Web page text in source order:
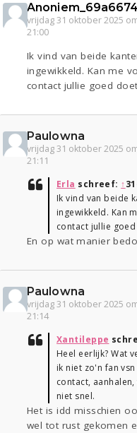
vrijdag 31 oktober 2025
21:00
Ik vind van beide
ingewikkeld. Kan me
contact jullie goed
Paulowna
vrijdag 31 oktober 2025
21:11
Erla schreef: ↑
Ik vind van beide
ingewikkeld. Kan
contact jullie
En op wat manier
Paulowna
vrijdag 31 oktober 2025
21:14
Xantileppe
Heel eerlijk? Wat
ik niet zo'n fan
contact,
niet snel.
Het is idd misschien
wel tot rust gekomen